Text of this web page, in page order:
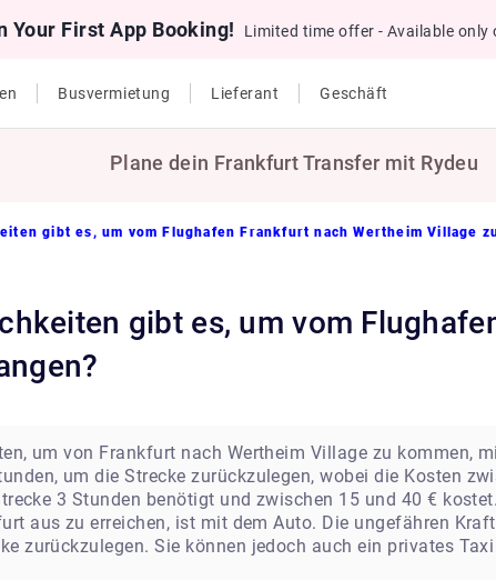
Your First App Booking! Limited time offer - Available only
Busvermietung Lieferant Geschäft
Plane dein Frankfurt Transfer mit Rydeu
gibt es, um vom Flughafen Frankfurt nach Wertheim Village
um von Frankfurt nach Wertheim Village zu kommen,
um die Strecke zurückzulegen, wobei die Kosten
3 Stunden benötigt und zwischen 15 und 40 €
aus zu erreichen, ist mit dem Auto. Die ungefähren
zurückzulegen. Sie können jedoch auch ein privates